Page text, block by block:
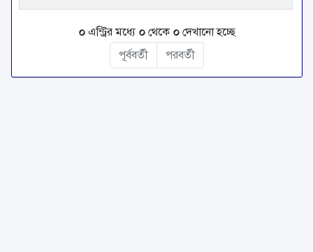
০এন্ট্রির মধ্যে ০থেকে ০দেখানো হচ্ছে
পূর্ববর্তী
পরবর্তী